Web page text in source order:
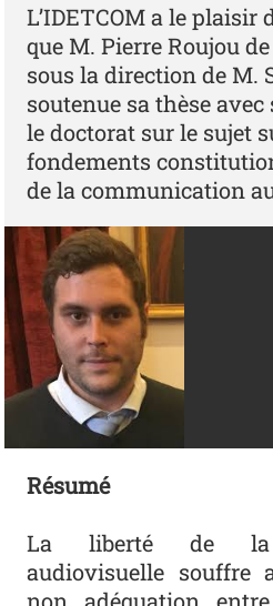
L’IDETCOM a le
que M. Pierre Roujou
sous la direction de M.
soutenue sa thèse
le doctorat sur le sujet
fondements
de la communication
Résumé
La liberté de la
audiovisuelle souffre
non adéquation